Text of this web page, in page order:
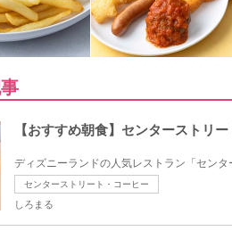
【おすすめ朝食】センターストリ
ディズニーランドの人気レストラン「セン
センターストリート・コーヒー
しろまる